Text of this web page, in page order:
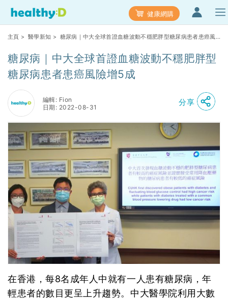
健康網購
主頁 > 醫學新知 > 糖尿病｜中大全球首證血糖波動不穩肥胖型糖尿病患者患癌風
糖尿病｜中大全球首證血糖波動不穩肥胖型
糖尿病患者患癌風險增5成
編輯: Fion
日期: 2022-08-31
分享
在香港，每8名成年人中就有一人患有糖尿病，年
輕患者的數目更呈上升趨勢。中大醫學院利用大數